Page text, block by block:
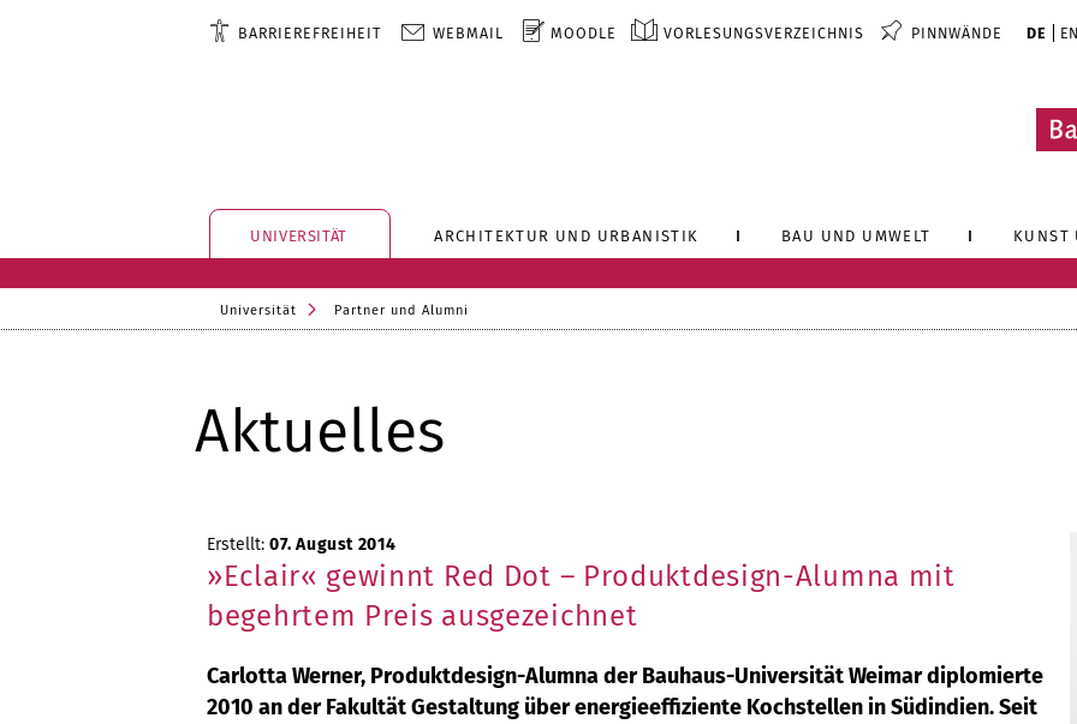
BARRIEREFREIHEIT WEBMAIL MOODLE VORLESUNGSVERZEICHNIS PINNWÄNDE DE EN
UNIVERSITÄT ARCHITEKTUR UND URBANISTIK BAU UND UMWELT KUNST
Universität Partner und Alumni
Aktuelles
Erstellt: 07. August 2014
»Eclair« gewinnt Red Dot – Produktdesign-Alumna mit
begehrtem Preis ausgezeichnet
Carlotta Werner, Produktdesign-Alumna der Bauhaus-Universität Weimar diplomierte
2010 an der Fakultät Gestaltung über energieeffiziente Kochstellen in Südindien. Seit